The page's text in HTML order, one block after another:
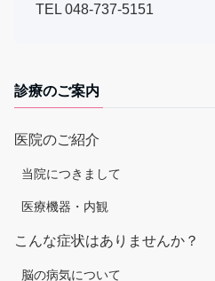
TEL 048-737-5151
診療のご案内
医院のご紹介
当院につきまして
医療機器・内観
こんな症状はありませんか？
脳の病気について